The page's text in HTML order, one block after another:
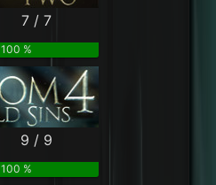
7 / 7
100 %
9 / 9
100 %